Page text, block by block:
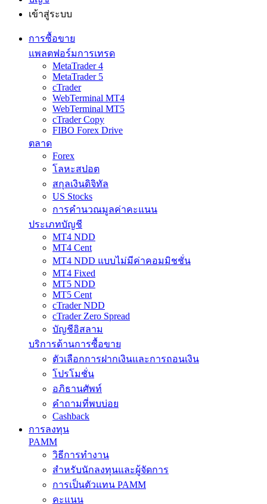
เข้าสู่ระบบ
การซื้อขาย
แพลตฟอร์มการเทรด
MetaTrader 4
MetaTrader 5
cTrader
WebTerminal MT4
WebTerminal MT5
cTrader Copy
FIBO Forex Drive
ตลาด
Forex
โลหะสปอต
สกุลเงินดิจิทัล
US Stocks
การคำนวณมูลค่าคะแนน
ประเภทบัญชี
MT4 NDD
MT4 Cent
MT4 NDD แบบไม่มีค่าคอมมิชชั่น
MT4 Fixed
MT5 NDD
MT5 Cent
cTrader NDD
cTrader Zero Spread
บัญชีอิสลาม
บริการด้านการซื้อขาย
ตัวเลือกการฝากเงินและการถอนเงิน
โปรโมชั่น
อภิธานศัพท์
คำถามที่พบบ่อย
Cashback
การลงทุน
PAMM
วิธีการทำงาน
สำหรับนักลงทุนและผู้จัดการ
การเป็นตัวแทน PAMM
คะแนน